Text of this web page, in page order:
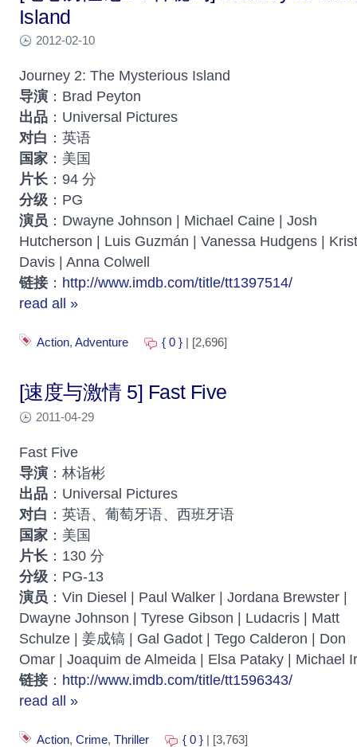
Island
2012-02-10
Journey 2: The Mysterious Island
导演 ：Brad Peyton
出品 ：Universal Pictures
对白 ：英语
国家 ：美国
片长 ：94 分
分级 ：PG
演员 ：Dwayne Johnson | Michael Caine | Josh
Hutcherson | Luis Guzmán | Vanessa Hudgens |
Davis | Anna Colwell
链接 ： http://www.imdb.com/title/tt1397514/
read all »
Action, Adventure { 0 } | [2,696]
[速度与激情 5] Fast Five
2011-04-29
Fast Five
导演 ：林诣彬
出品 ：Universal Pictures
对白 ：英语、葡萄牙语、西班牙语
国家 ：美国
片长 ：130 分
分级 ：PG-13
演员 ：Vin Diesel | Paul Walker | Jordana Brewster |
Dwayne Johnson | Tyrese Gibson | Ludacris | Matt
Schulze | 姜成镐 | Gal Gadot | Tego Calderon | Don
Omar | Joaquim de Almeida | Elsa Pataky | Michael
链接 ： http://www.imdb.com/title/tt1596343/
read all »
Action, Crime, Thriller { 0 } | [3,763]